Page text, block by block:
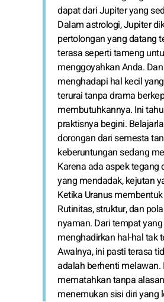
dapat dari Jupiter yang
Dalam astrologi, Jupiter
pertolongan yang datang
terasa seperti tameng
menggoyahkan Anda.
menghadapi hal kecil
terurai tanpa drama
membutuhkannya. Ini
praktisnya begini.
dorongan dari semesta
keberuntungan sedang
Karena ada aspek tegang
yang mendadak, kejutan
Ketika Uranus
Rutinitas, struktur, dan
nyaman. Dari tempat
menghadirkan hal-hal tak
Awalnya, ini pasti terasa
adalah berhenti
mematahkan tanpa
menemukan sisi diri yang